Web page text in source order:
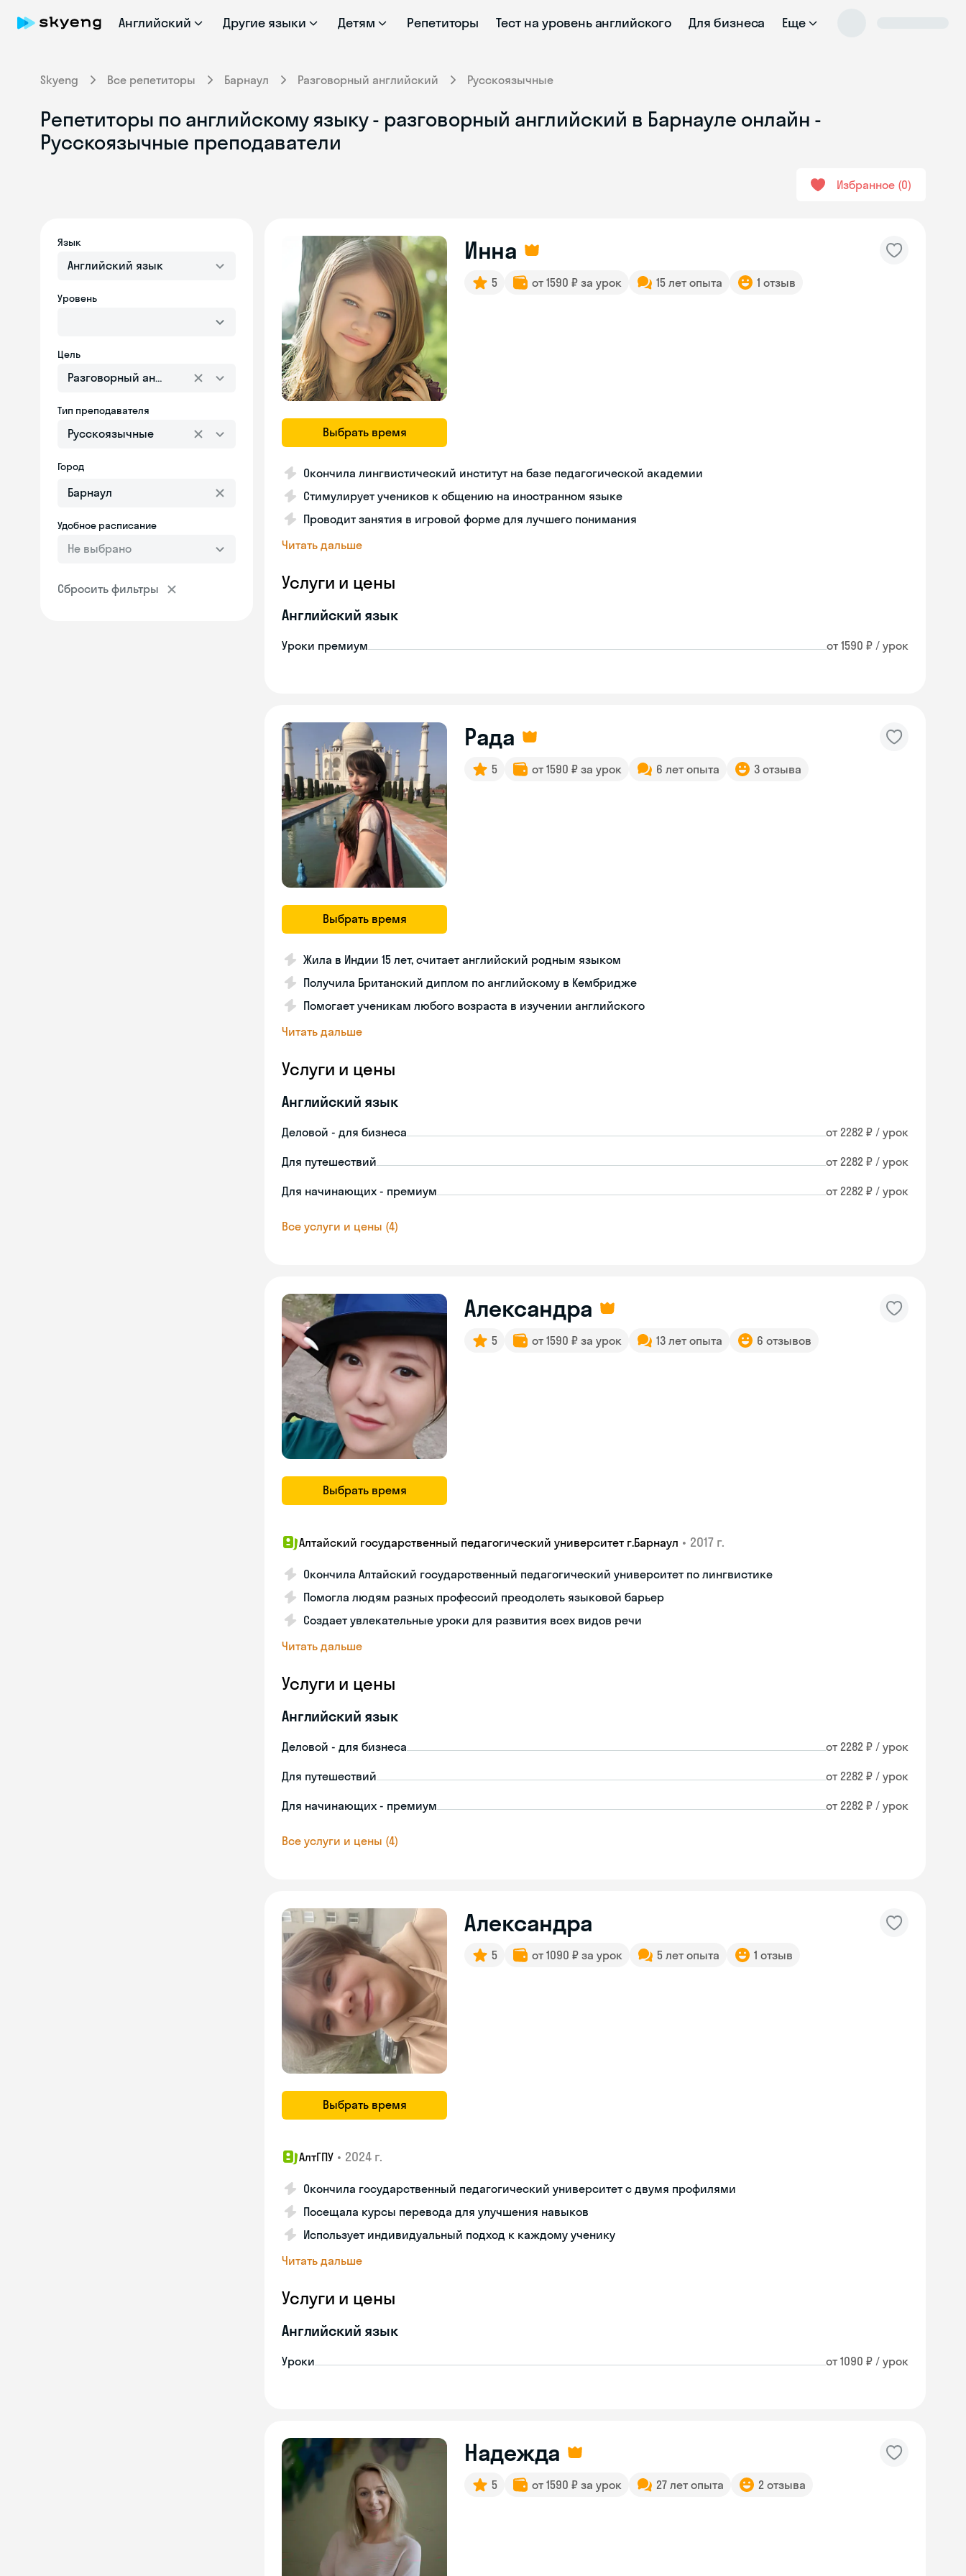
Английский Другие языки Детям Репетиторы Тест на уровень английского Для бизнеса Еще
Skyeng Все репетиторы Барнаул Разговорный английский Русскоязычные
Репетиторы по английскому языку - разговорный английский в Барнауле онлайн -
Русскоязычные преподаватели
Избранное 0
Язык
Английский язык
Уровень
Цель
Разговорный английский
Тип преподавателя
Русскоязычные
Город
Удобное расписание
Не выбрано
Сбросить фильтры
Выбрать время
Инна
5 от 1590 ₽ за урок 15 лет опыта 1 отзыв
Окончила лингвистический институт на базе педагогической академии
Стимулирует учеников к общению на иностранном языке
Проводит занятия в игровой форме для лучшего понимания
Читать дальше
Услуги и цены
Английский язык
Уроки премиум от 1590 ₽ / урок
Выбрать время
Рада
5 от 1590 ₽ за урок 6 лет опыта 3 отзыва
Жила в Индии 15 лет, считает английский родным языком
Получила Британский диплом по английскому в Кембридже
Помогает ученикам любого возраста в изучении английского
Читать дальше
Услуги и цены
Английский язык
Деловой - для бизнеса от 2282 ₽ / урок
Для путешествий от 2282 ₽ / урок
Для начинающих - премиум от 2282 ₽ / урок
Все услуги и цены (4)
Выбрать время
Александра
5 от 1590 ₽ за урок 13 лет опыта 6 отзывов
Алтайский государственный педагогический университет г.Барнаул • 2017 г.
Окончила Алтайский государственный педагогический университет по лингвистике
Помогла людям разных профессий преодолеть языковой барьер
Создает увлекательные уроки для развития всех видов речи
Читать дальше
Услуги и цены
Английский язык
Деловой - для бизнеса от 2282 ₽ / урок
Для путешествий от 2282 ₽ / урок
Для начинающих - премиум от 2282 ₽ / урок
Все услуги и цены (4)
Выбрать время
Александра
5 от 1090 ₽ за урок 5 лет опыта 1 отзыв
АлтГПУ • 2024 г.
Окончила государственный педагогический университет с двумя профилями
Посещала курсы перевода для улучшения навыков
Использует индивидуальный подход к каждому ученику
Читать дальше
Услуги и цены
Английский язык
Уроки от 1090 ₽ / урок
Надежда
5 от 1590 ₽ за урок 27 лет опыта 2 отзыва